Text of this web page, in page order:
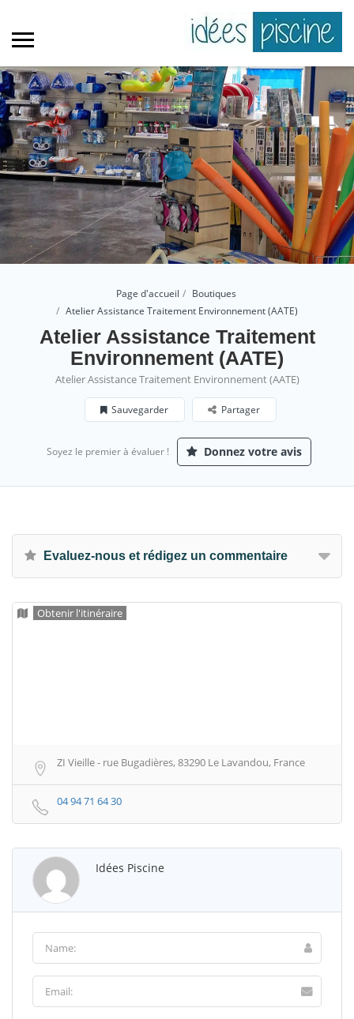
Page d'accueil
Boutiques
Atelier Assistance Traitement Environnement (AATE)
Atelier Assistance Traitement
Environnement (AATE)
Atelier Assistance Traitement Environnement (AATE)
Sauvegarder Partager
Soyez le premier à évaluer ! Donnez votre avis
Evaluez-nous et rédigez un commentaire
Obtenir l'itinéraire
ZI Vieille - rue Bugadières, 83290 Le Lavandou, France
04 94 71 64 30
Idées Piscine